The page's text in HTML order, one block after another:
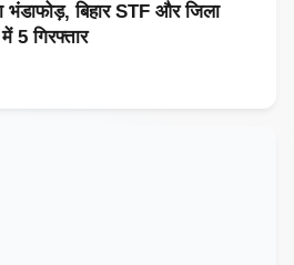
बिहार STF और जिला
5 गिरफ्तार